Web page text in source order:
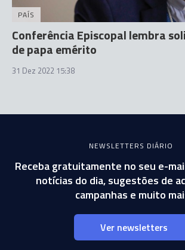
PAÍS
Conferência Episcopal lembra
de papa emérito
31 Dez 2022 15:38
NEWSLETTERS DIÁRIO
Receba gratuitamente no seu e-
notícias do dia, sugestões de
campanhas e muito
Ver newsletters